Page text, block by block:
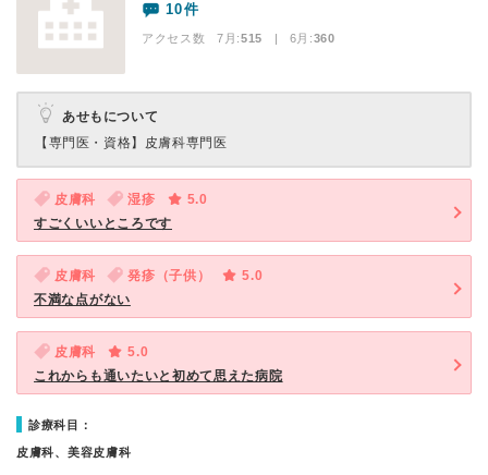
10件
アクセス数 7月:515 | 6月:360
あせもについて
【専門医・資格】 皮膚科専門医
皮膚科 湿疹
5.0
すごくいいところです
皮膚科 発疹（子供）
5.0
不満な点がない
皮膚科
5.0
これからも通いたいと初めて思えた病院
診療科目：
皮膚科、美容皮膚科